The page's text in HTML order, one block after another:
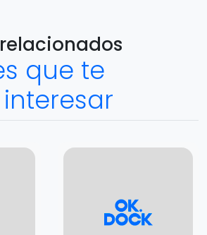
que te